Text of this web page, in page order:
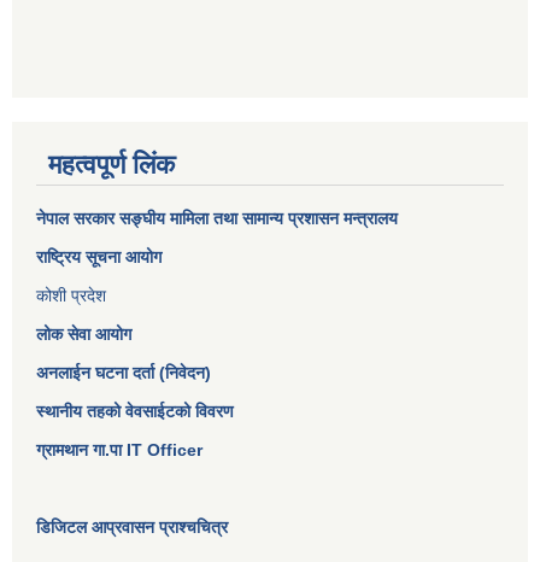
महत्वपूर्ण लिंक
नेपाल सरकारसङ्घीय मामिला तथा सामान्य प्रशासन मन्त्रालय
राष्ट्रिय सूचना आयोग
कोशी प्रदेश
लोक सेवा आयोग
अनलाईन घटना दर्ता (निवेदन)
स्थानीय तहको वेवसाईटको विवरण
ग्रामथान गा.पा IT Officer
डिजिटल आप्रवासन प्राश्चचित्र